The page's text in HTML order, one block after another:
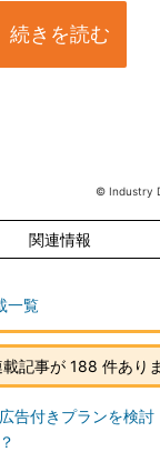
続きを読む
© Industry
関連情報
一覧
載記事が 188 件あり
告付きプランを検